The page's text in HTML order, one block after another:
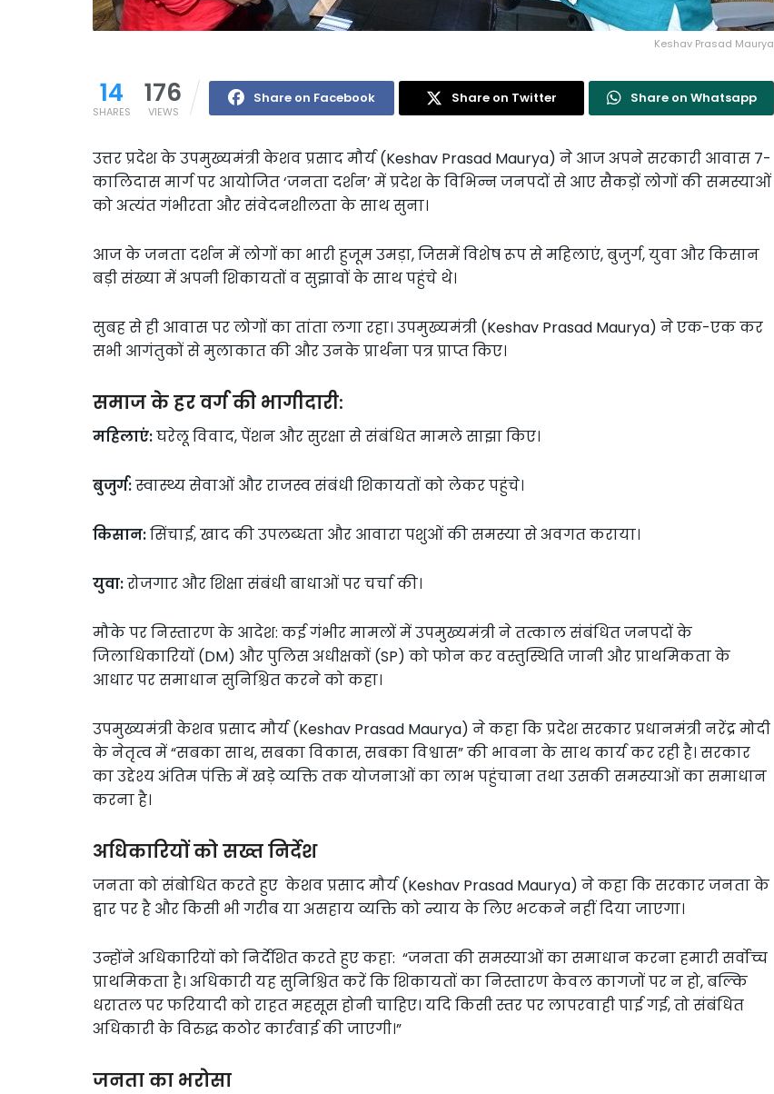
Keshav Prasad Maurya
14
SHARES
176
VIEWS
Share on Facebook Share on Twitter Share on Whatsapp
उत्तर प्रदेश के उपमुख्यमंत्री केशव प्रसाद मौर्य (Keshav Prasad Maurya) ने आज अपने सरकारी आवास 7-
कालिदास मार्ग पर आयोजित ‘जनता दर्शन’ में प्रदेश के विभिन्न जनपदों से आए सैकड़ों लोगों की समस्याओं
को अत्यंत गंभीरता और संवेदनशीलता के साथ सुना।
आज के जनता दर्शन में लोगों का भारी हुजूम उमड़ा, जिसमें विशेष रूप से महिलाएं, बुजुर्ग, युवा और किसान
बड़ी संख्या में अपनी शिकायतों व सुझावों के साथ पहुंचे थे।
सुबह से ही आवास पर लोगों का तांता लगा रहा। उपमुख्यमंत्री (Keshav Prasad Maurya) ने एक-एक कर
सभी आगंतुकों से मुलाकात की और उनके प्रार्थना पत्र प्राप्त किए।
समाज के हर वर्ग की भागीदारी:
महिलाएं:घरेलू विवाद, पेंशन और सुरक्षा से संबंधित मामले साझा किए।
बुजुर्ग:स्वास्थ्य सेवाओं और राजस्व संबंधी शिकायतों को लेकर पहुंचे।
किसान:सिंचाई, खाद की उपलब्धता और आवारा पशुओं की समस्या से अवगत कराया।
युवा:रोजगार और शिक्षा संबंधी बाधाओं पर चर्चा की।
मौके पर निस्तारण के आदेश: कई गंभीर मामलों में उपमुख्यमंत्री ने तत्काल संबंधित जनपदों के
जिलाधिकारियों (DM) और पुलिस अधीक्षकों (SP) को फोन कर वस्तुस्थिति जानी और प्राथमिकता के
आधार पर समाधान सुनिश्चित करने को कहा।
उपमुख्यमंत्री केशव प्रसाद मौर्य (Keshav Prasad Maurya) ने कहा कि प्रदेश सरकार प्रधानमंत्री नरेंद्र मोदी
के नेतृत्व में “सबका साथ, सबका विकास, सबका विश्वास” की भावना के साथ कार्य कर रही है। सरकार
का उद्देश्य अंतिम पंक्ति में खड़े व्यक्ति तक योजनाओं का लाभ पहुंचाना तथा उसकी समस्याओं का समाधान
करना है।
अधिकारियों को सख्त निर्देश
जनता को संबोधित करते हुए केशव प्रसाद मौर्य (Keshav Prasad Maurya) ने कहा कि सरकार जनता के
द्वार पर है और किसी भी गरीब या असहाय व्यक्ति को न्याय के लिए भटकने नहीं दिया जाएगा।
उन्होंने अधिकारियों को निर्देशित करते हुए कहा: “जनता की समस्याओं का समाधान करना हमारी सर्वोच्च
प्राथमिकता है। अधिकारी यह सुनिश्चित करें कि शिकायतों का निस्तारण केवल कागजों पर न हो, बल्कि
धरातल पर फरियादी को राहत महसूस होनी चाहिए। यदि किसी स्तर पर लापरवाही पाई गई, तो संबंधित
अधिकारी के विरुद्ध कठोर कार्रवाई की जाएगी।”
जनता का भरोसा